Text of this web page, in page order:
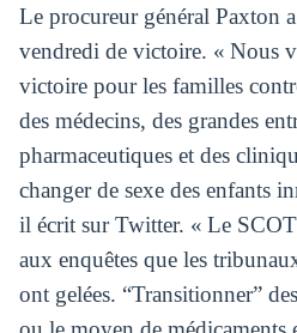
Le procureur général Paxton
vendredi de victoire. « Nous
victoire pour les familles
des médecins, des grandes
pharmaceutiques et des
changer de sexe des enfants
il écrit sur Twitter. « Le
aux enquêtes que les
ont gelées. “Transitionner”